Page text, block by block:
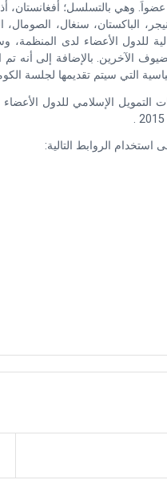
الإجتماع ممثلين من 28 دولة عضواَ. وهي
الباكستان، سنغال،
للدول الأعضاء لدى
التي سيتم تقديمها لجلسة
التمويل الإسلامي للدول
الروابط التالية: